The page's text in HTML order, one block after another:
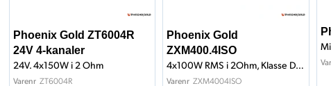
Phoenix Gold ZT6004R
24V 4-kanaler
24V. 4x150W i 2 Ohm
Varenr ZT6004R
Phoenix Gold
ZXM400.4ISO
4x100W RMS i 2Ohm, Klasse D, ISO-kobling
Varenr ZXM4004ISO